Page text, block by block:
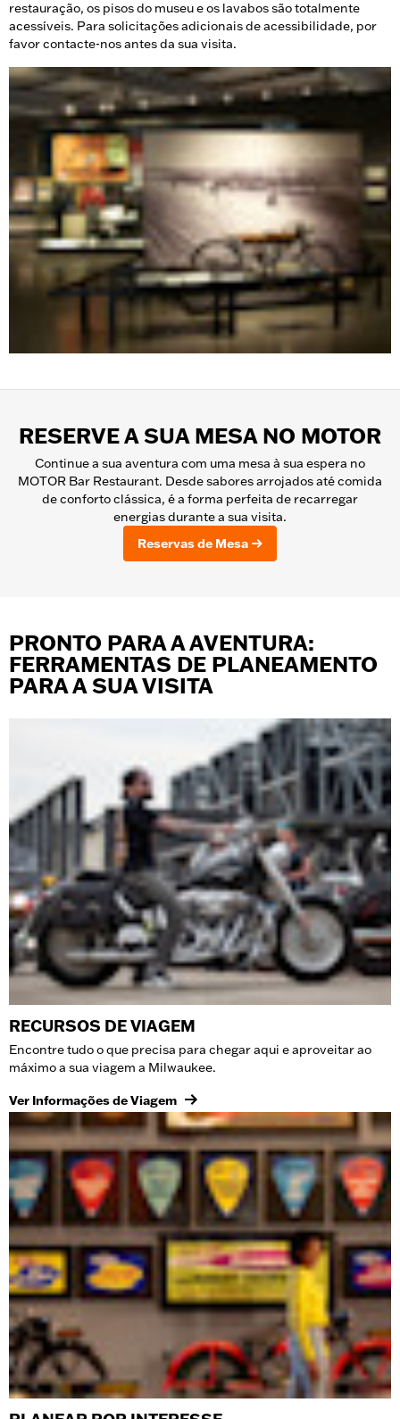
restauração, os pisos do museu e os lavabos são totalmente
acessíveis. Para solicitações adicionais de acessibilidade, por
favor contacte-nos antes da sua visita.
RESERVE A SUA MESA NO MOTOR
Continue a sua aventura com uma mesa à sua espera no
MOTOR Bar Restaurant. Desde sabores arrojados até comida
de conforto clássica, é a forma perfeita de recarregar
energias durante a sua visita.
Reservas de Mesa
PRONTO PARA A AVENTURA:
FERRAMENTAS DE PLANEAMENTO
PARA A SUA VISITA
RECURSOS DE VIAGEM
Encontre tudo o que precisa para chegar aqui e aproveitar ao
máximo a sua viagem a Milwaukee.
Ver Informações de Viagem